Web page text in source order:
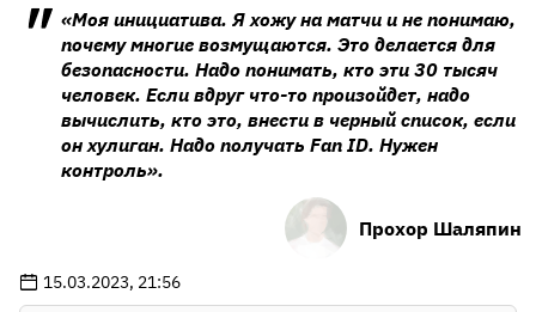
«Моя инициатива. Я хожу на матчи и не понимаю,
почему многие возмущаются. Это делается для
безопасности. Надо понимать, кто эти 30 тысяч
человек. Если вдруг что-то произойдет, надо
вычислить, кто это, внести в черный список, если
он хулиган. Надо получать Fan ID. Нужен
контроль».
Прохор Шаляпин
15.03.2023, 21:56